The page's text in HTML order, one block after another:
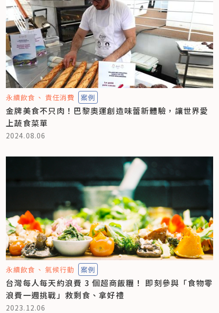
永續飲食 責任消費 案例
金牌美食不只肉！巴黎奧運創造味蕾新體驗，讓世界愛
上蔬食菜單
2024.08.06
永續飲食 氣候行動 案例
台灣每人每天約浪費 3 個超商飯糰！ 即刻參與「食物零
浪費一週挑戰」救剩食、拿好禮
2023.12.06